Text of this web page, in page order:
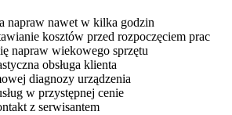
napraw nawet w kilka godzin
kosztów przed rozpoczęciem prac
napraw wiekowego sprzętu
obsługa klienta
diagnozy urządzenia
w przystępnej cenie
z serwisantem